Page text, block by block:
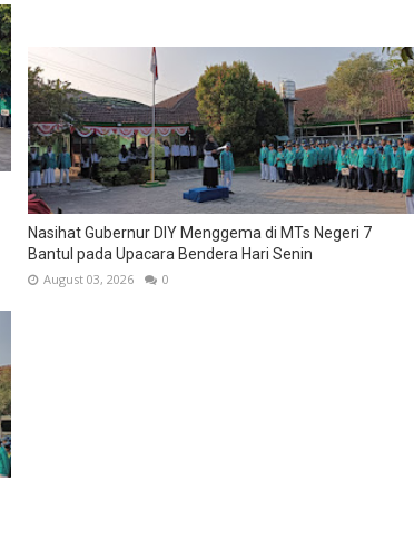
Nasihat Gubernur DIY Menggema di MTs Negeri 7
Bantul pada Upacara Bendera Hari Senin
August 03, 2026 0